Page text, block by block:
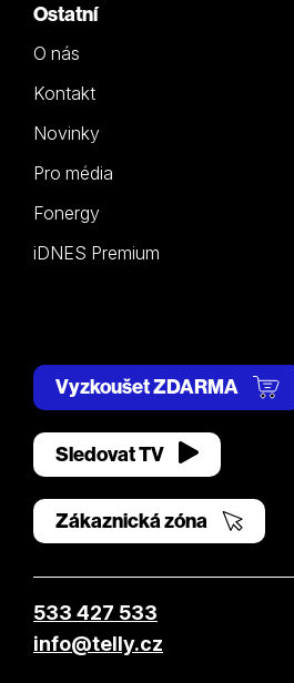
Ostatní
O nás
Kontakt
Novinky
Pro média
Fonergy
iDNES Premium
Vyzkoušet ZDARMA
Sledovat TV
Zákaznická zóna
533 427 533
info@telly.cz